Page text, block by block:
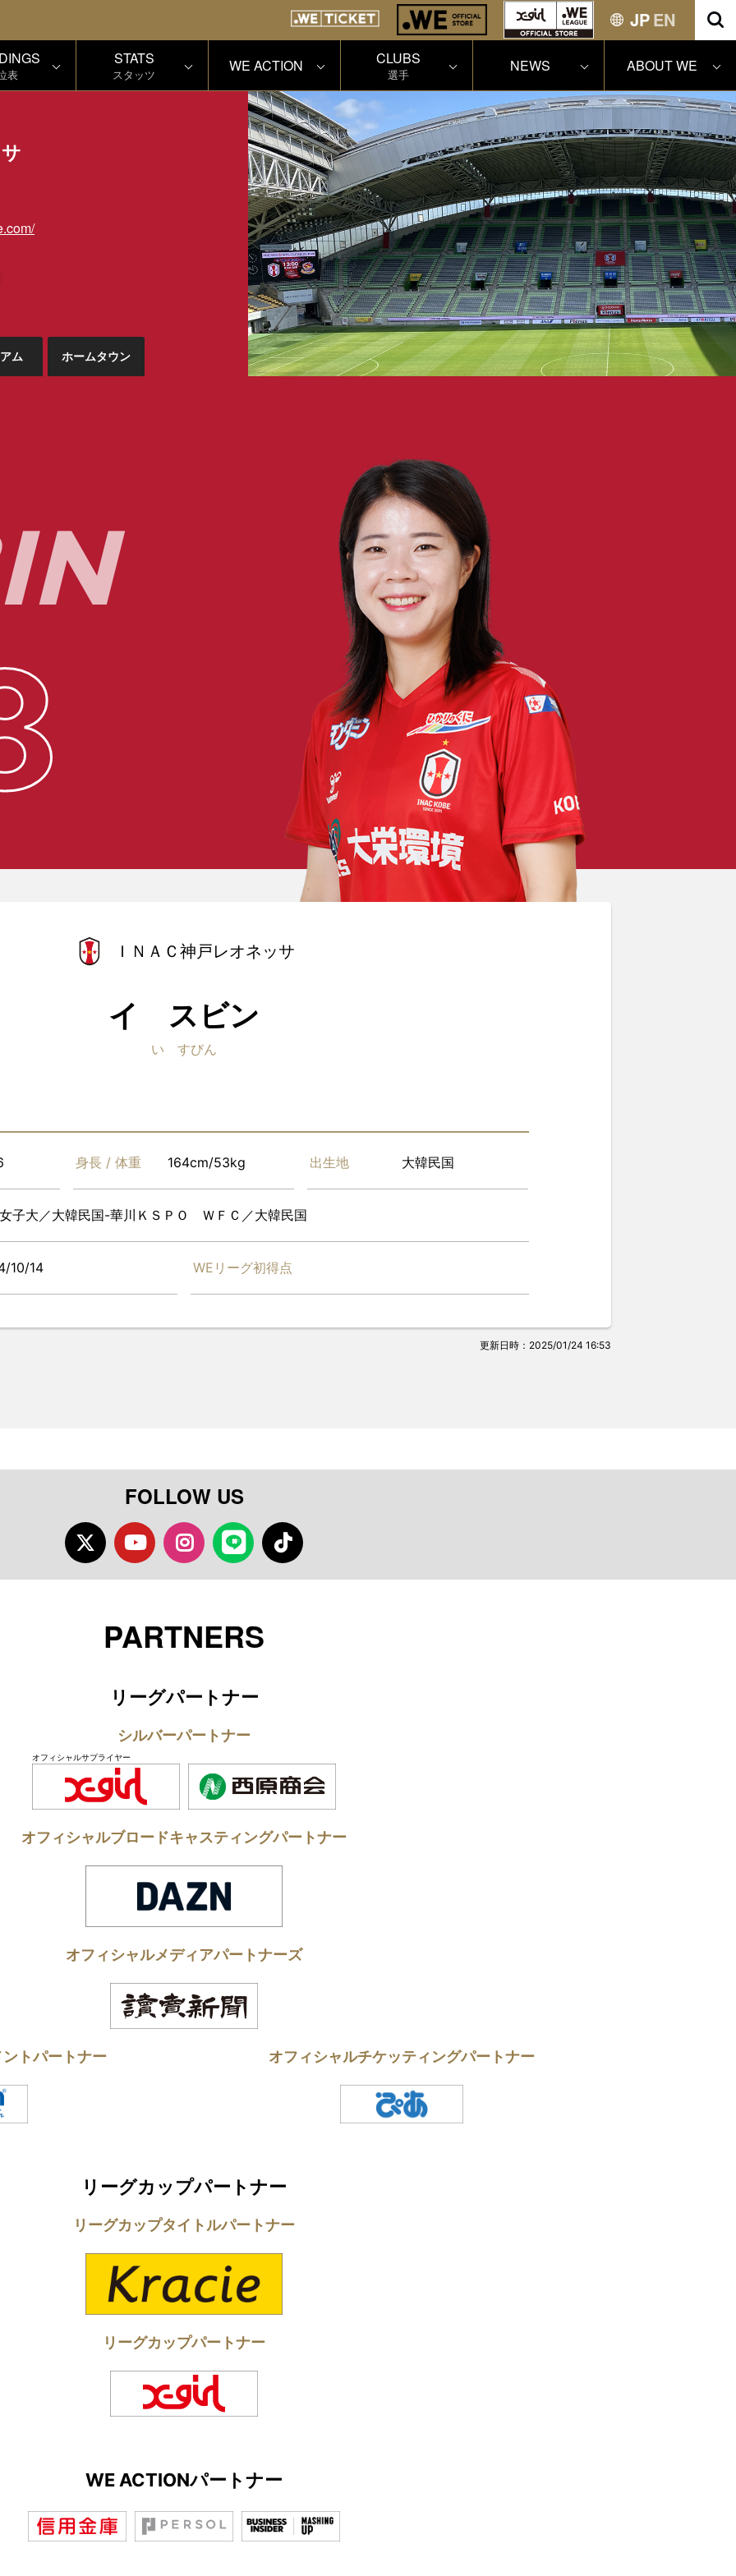
JPEN
表
STATS
スタッツ WE ACTION CLUBS
選手 NEWS ABOUT WE
ム ホームタウン
N
ＩＮＡＣ神戸レオネッサ
イ スビン
い すびん
身長 / 体重 164cm/53kg 出生地 大韓民国
子大／大韓民国-華川ＫＳＰＯ ＷＦＣ／大韓民国
10/14 WEリーグ初得点
更新日時：2025/01/24 16:53
FOLLOW US
TwitterYoutubeInstagram
LINE TikTok
PARTNERS
リーグパートナー
シルバーパートナー
オフィシャルサプライヤー
オフィシャルブロードキャスティングパートナー
オフィシャルメディアパートナーズ
トパートナー オフィシャルチケッティングパートナー
リーグカップパートナー
リーグカップタイトルパートナー
リーグカップパートナー
WE ACTIONパートナー